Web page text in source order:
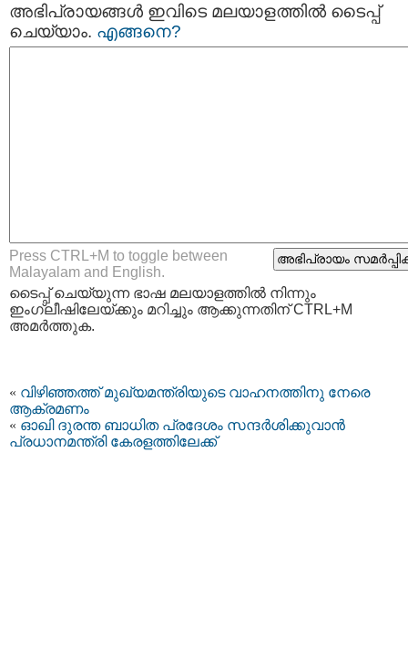
അഭിപ്രായങ്ങള്‍ ഇവിടെ മലയാളത്തില്‍ ടൈപ്പ്
ചെയ്യാം. എങ്ങനെ?
Press CTRL+M to toggle between
Malayalam and English.
ടൈപ്പ്‌ ചെയ്യുന്ന ഭാഷ മലയാളത്തില്‍ നിന്നും
ഇംഗ്ലീഷിലേയ്ക്കും മറിച്ചും ആക്കുന്നതിന് CTRL+M
അമര്‍ത്തുക.
« വിഴിഞ്ഞത്ത് മുഖ്യമന്ത്രിയുടെ വാഹനത്തിനു നേരെ
ആക്രമണം
« ഓഖി ദുരന്ത ബാധിത പ്രദേശം സന്ദർശിക്കുവാൻ
പ്രധാനമന്ത്രി കേരളത്തിലേക്ക്